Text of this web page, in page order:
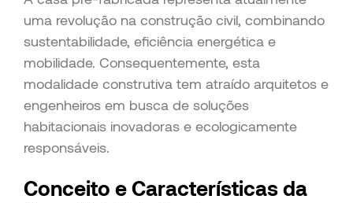
uma revolução na construção civil, combinando
sustentabilidade, eficiência energética e
mobilidade. Consequentemente, esta
modalidade construtiva tem atraído arquitetos e
engenheiros em busca de soluções
habitacionais inovadoras e ecologicamente
responsáveis.
Conceito e Características da